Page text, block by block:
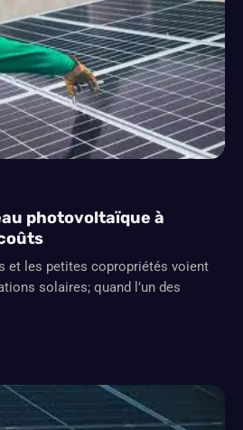
photovoltaïque à
et les petites copropriétés voient
solaires; quand l’un des